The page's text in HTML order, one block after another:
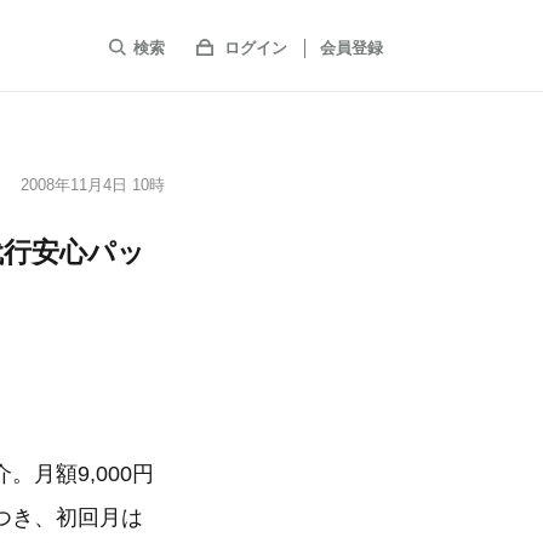
検索 ログイン 会員登録
2008年11月4日 10時
安心パッ
。月額9,000円
き、初回月は